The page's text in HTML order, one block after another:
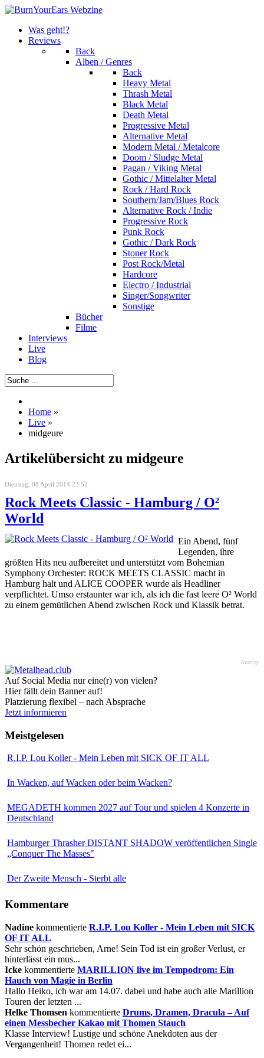
Was geht!?
Reviews
Back
Alben / Genres
Back
Heavy Metal
Thrash Metal
Black Metal
Death Metal
Progressive Metal
Alternative Metal
Modern Metal / Metalcore
Doom / Sludge Metal
Pagan / Viking Metal
Gothic / Mittelalter Metal
Rock / Hard Rock
Southern/Jam/Blues Rock
Alternative Rock / Indie
Progressive Rock
Punk Rock
Gothic / Dark Rock
Stoner Rock
Post Rock/Metal
Hardcore
Electro / Industrial
Singer/Songwriter
Sonstige
Bücher
Filme
Interviews
Live
Blog
Home »
Live »
midgeure
Artikelübersicht zu midgeure
Dienstag, 08 April 2014 23:52
Rock Meets Classic - Hamburg / O²
World
Ein Abend, fünf
Legenden, ihre
größten Hits neu aufbereitet und unterstützt vom Bohemian
Symphony Orchester: ROCK MEETS CLASSIC macht in
Hamburg halt und ALICE COOPER wurde als Headliner
verpflichtet. Umso erstaunter war ich, als ich die fast leere O² World
zu einem gemütlichen Abend zwischen Rock und Klassik betrat.
Anzeige
Auf Social Media nur eine(r) von vielen?
Hier fällt dein Banner auf!
Platzierung flexibel – nach Absprache
Jetzt informieren
Meistgelesen
R.I.P. Lou Koller - Mein Leben mit SICK OF IT ALL
In Wacken, auf Wacken oder beim Wacken?
MEGADETH kommen 2027 auf Tour und spielen 4 Konzerte in
Deutschland
Hamburger Thrasher DISTANT SHADOW veröffentlichen Single
„Conquer The Masses"
Der Zweite Mensch - Sterbt alle
Kommentare
Nadine kommentierte R.I.P. Lou Koller - Mein Leben mit SICK
OF IT ALL
Sehr schön geschrieben, Arne! Sein Tod ist ein großer Verlust, er
hinterlässt ein mus...
Icke kommentierte MARILLION live im Tempodrom: Ein
Hauch von Magie in Berlin
Hallo Heiko, ich war am 14.07. dabei und habe auch alle Marillion
Touren der letzten ...
Helke Thomsen kommentierte Drums, Dramen, Dracula – Auf
einen Messbecher Kakao mit Thomen Stauch
Klasse Interview! Lustige und schöne Anekdoten aus der
Vergangenheit! Thomen redet ei...